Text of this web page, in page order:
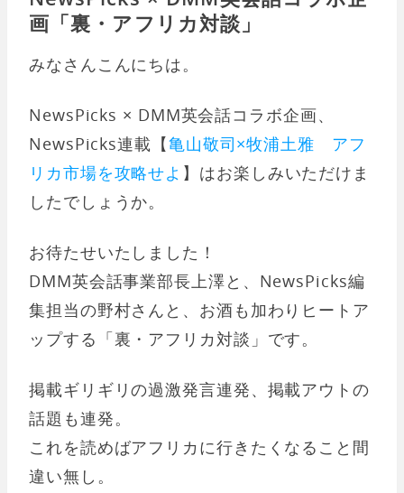
画「裏・アフリカ対談」
みなさんこんにちは。
NewsPicks × DMM英会話コラボ企画、
NewsPicks連載【亀山敬司×牧浦土雅 アフ
リカ市場を攻略せよ 】はお楽しみいただけま
したでしょうか。
お待たせいたしました！
DMM英会話事業部長上澤と、NewsPicks編
集担当の野村さんと、お酒も加わりヒートア
ップする「裏・アフリカ対談」です。
掲載ギリギリの過激発言連発、掲載アウトの
話題も連発。
これを読めばアフリカに行きたくなること間
違い無し。